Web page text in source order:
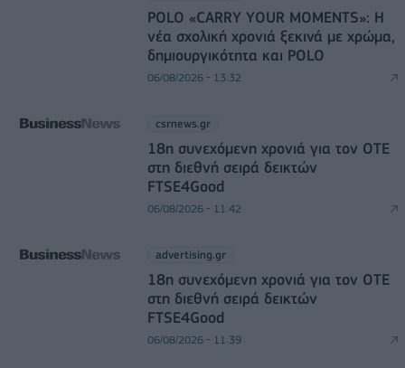
POLO «CARRY YOUR MOMENTS»: Η
νέα σχολική χρονιά ξεκινά με χρώμα,
δημιουργικότητα και POLO
06/08/2026 - 13:32
csrnews.gr
18η συνεχόμενη χρονιά για τον ΟΤΕ
στη διεθνή σειρά δεικτών
FTSE4Good
06/08/2026 - 11:42
advertising.gr
18η συνεχόμενη χρονιά για τον ΟΤΕ
στη διεθνή σειρά δεικτών
FTSE4Good
06/08/2026 - 11:39